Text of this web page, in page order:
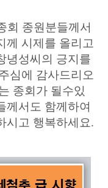
회 종원분들께서
께 시제를 올리고
녕성씨의 긍지를
심에 감사드리오
종회가 될수있
께서도 함께하여
시고 행복하세요.